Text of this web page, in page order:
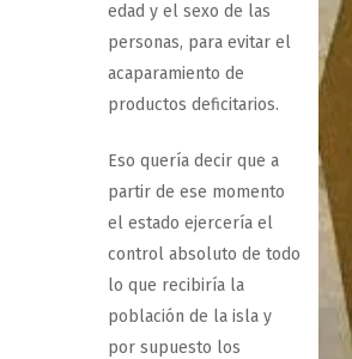
edad y el sexo de las
personas, para evitar el
acaparamiento de
productos deficitarios.
Eso quería decir que a
partir de ese momento
el estado ejercería el
control absoluto de todo
lo que recibiría la
población de la isla y
por supuesto los